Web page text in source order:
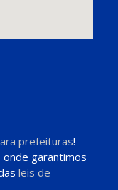
prefeituras!
onde garantimos
leis de